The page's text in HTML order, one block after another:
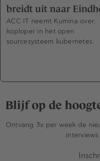
breidt uit naar
ACC IT neemt Kumina over,
koploper in het open
sourcesysteem kubernetes.
Blijf op de
Ontvang 3x per week de